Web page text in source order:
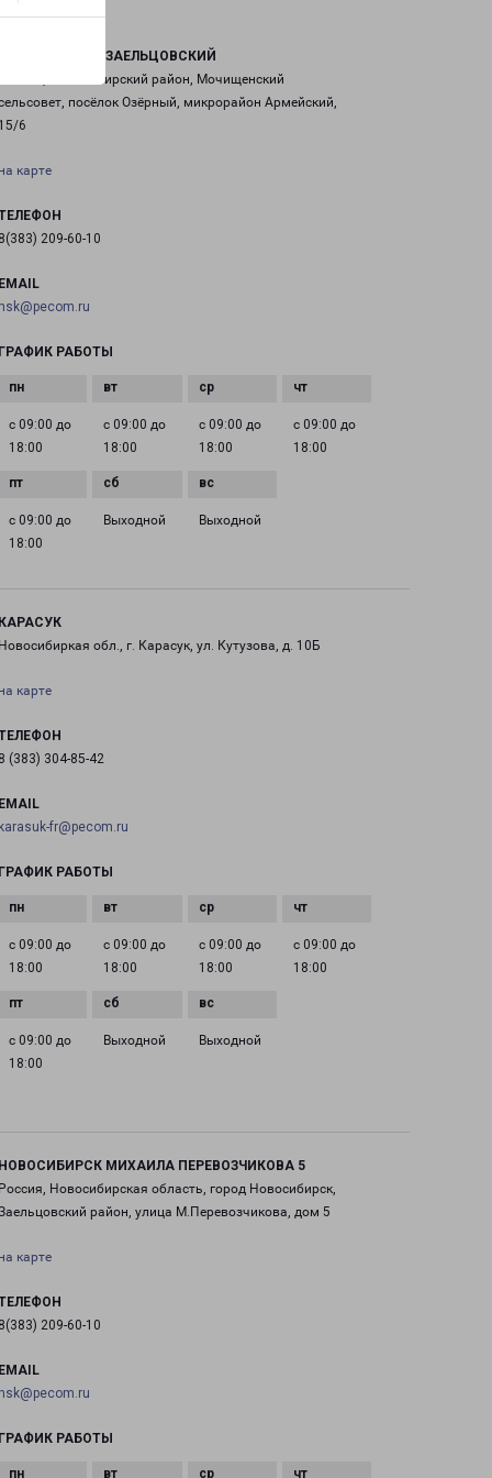
ЗАЕЛЬЦОВСКИЙ
Новосибирский район, Мочищенский
посёлок Озёрный, микрорайон Армейский,
6
карте
209-60-10
РАБОТЫ
с 09:00 до
18:00
с 09:00 до
18:00
с 09:00 до
18:00
с 09:00 до
18:00
с 09:00 до
18:00
Выходной Выходной
обл., г. Карасук, ул. Кутузова, д. 10Б
карте
(383) 304-85-42
fr@pecom.ru
РАБОТЫ
с 09:00 до
18:00
с 09:00 до
18:00
с 09:00 до
18:00
с 09:00 до
18:00
с 09:00 до
18:00
Выходной Выходной
МИХАИЛА ПЕРЕВОЗЧИКОВА 5
Новосибирская область, город Новосибирск,
район, улица М.Перевозчикова, дом 5
карте
209-60-10
РАБОТЫ